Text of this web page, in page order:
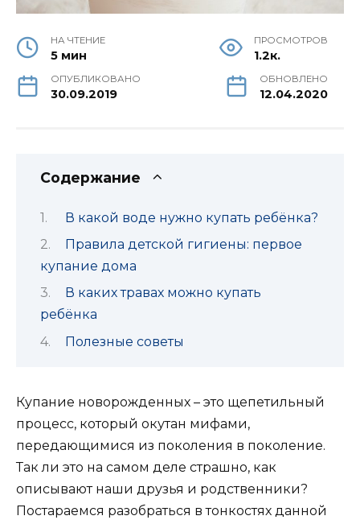
НА ЧТЕНИЕ
5 мин
ПРОСМОТРОВ
1.2к.
ОПУБЛИКОВАНО
30.09.2019
ОБНОВЛЕНО
12.04.2020
Содержание
В какой воде нужно купать ребёнка?
Правила детской гигиены: первое
купание дома
В каких травах можно купать
ребёнка
Полезные советы
Купание новорожденных – это щепетильный
процесс, который окутан мифами,
передающимися из поколения в поколение.
Так ли это на самом деле страшно, как
описывают наши друзья и родственники?
Постараемся разобраться в тонкостях данной